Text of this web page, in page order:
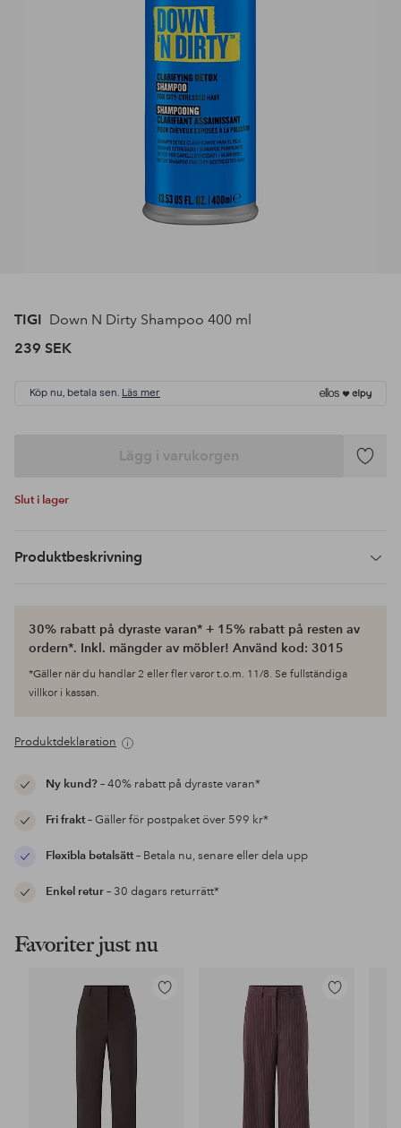
TIGI Down N Dirty Shampoo 400 ml
239 SEK
Köp nu, betala sen. Läs mer
Lägg i varukorgen
Lägg
Slut i lager
Produktbeskrivning
30% rabatt på dyraste varan* + 15% rabatt på resten av
ordern*. Inkl. mängder av möbler! Använd kod: 3015
*Gäller när du handlar 2 eller fler varor t.o.m. 11/8. Se fullständiga
villkor i kassan.
Produktdeklaration
Ny kund?– 40% rabatt på dyraste varan*
Fri frakt– Gäller för postpaket över 599 kr*
Flexibla betalsätt– Betala nu, senare eller dela upp
Enkel retur– 30 dagars returrätt*
Favoriter just nu
Lägg
Lägg